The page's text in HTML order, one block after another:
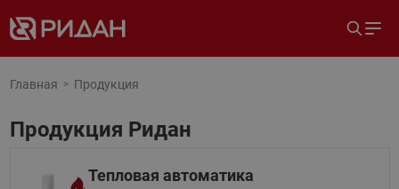
Главная Продукция
Продукция Ридан
Тепловая автоматика